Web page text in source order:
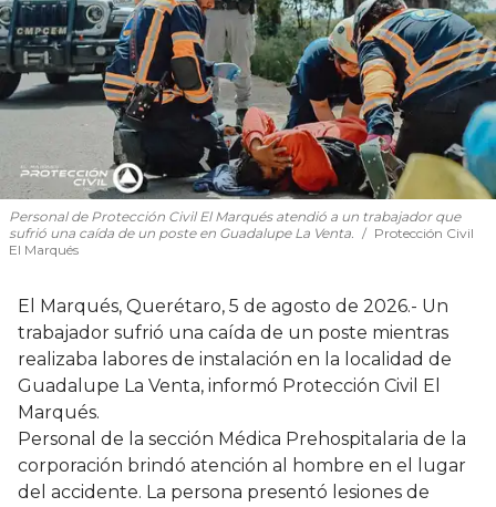
Personal de Protección Civil El Marqués atendió a un trabajador que
sufrió una caída de un poste en Guadalupe La Venta.
Protección Civil
El Marqués
El Marqués, Querétaro, 5 de agosto de 2026.- Un
trabajador sufrió una caída de un poste mientras
realizaba labores de instalación en la localidad de
Guadalupe La Venta, informó Protección Civil El
Marqués.
Personal de la sección Médica Prehospitalaria de la
corporación brindó atención al hombre en el lugar
del accidente. La persona presentó lesiones de